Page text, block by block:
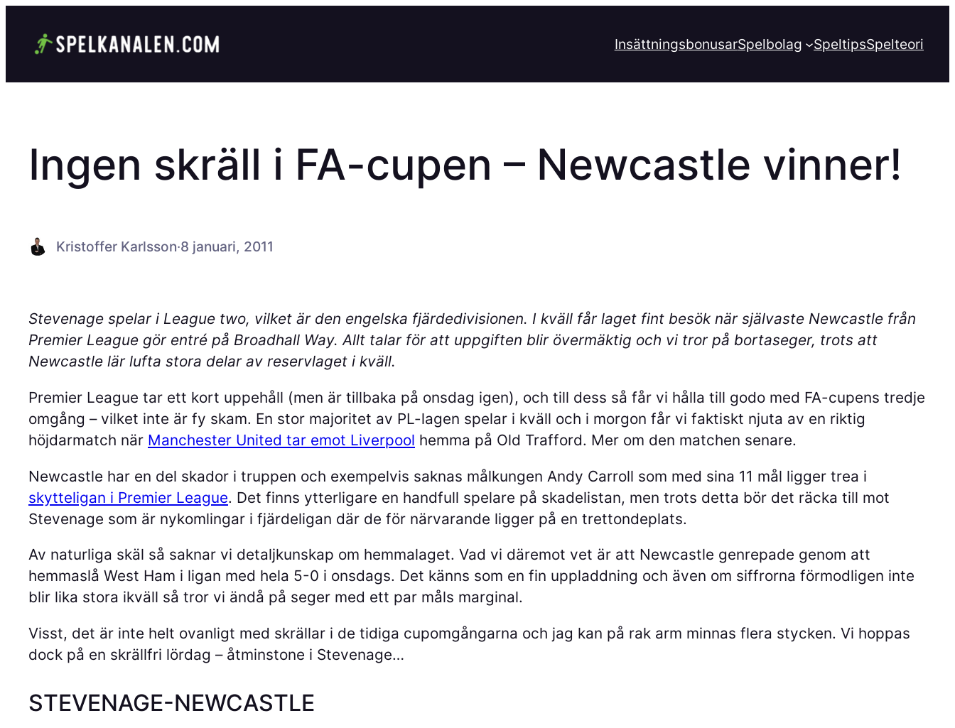
innehåll
InsättningsbonusarSpelbolag SpeltipsSpelteori
Ingen skräll i FA-cupen – Newcastle vinner!
Kristoffer Karlsson·8 januari, 2011
Stevenage spelar i League two, vilket är den engelska fjärdedivisionen. I kväll får laget fint besök när självaste Newcastle från
Premier League gör entré på Broadhall Way. Allt talar för att uppgiften blir övermäktig och vi tror på bortaseger, trots att
Newcastle lär lufta stora delar av reservlaget i kväll.
Premier League tar ett kort uppehåll (men är tillbaka på onsdag igen), och till dess så får vi hålla till godo med FA-cupens tredje
omgång – vilket inte är fy skam. En stor majoritet av PL-lagen spelar i kväll och i morgon får vi faktiskt njuta av en riktig
höjdarmatch när Manchester United tar emot Liverpool hemma på Old Trafford. Mer om den matchen senare.
Newcastle har en del skador i truppen och exempelvis saknas målkungen Andy Carroll som med sina 11 mål ligger trea i
skytteligan i Premier League. Det finns ytterligare en handfull spelare på skadelistan, men trots detta bör det räcka till mot
Stevenage som är nykomlingar i fjärdeligan där de för närvarande ligger på en trettondeplats.
Av naturliga skäl så saknar vi detaljkunskap om hemmalaget. Vad vi däremot vet är att Newcastle genrepade genom att
hemmaslå West Ham i ligan med hela 5-0 i onsdags. Det känns som en fin uppladdning och även om siffrorna förmodligen inte
blir lika stora ikväll så tror vi ändå på seger med ett par måls marginal.
Visst, det är inte helt ovanligt med skrällar i de tidiga cupomgångarna och jag kan på rak arm minnas flera stycken. Vi hoppas
dock på en skrällfri lördag – åtminstone i Stevenage…
STEVENAGE-NEWCASTLE